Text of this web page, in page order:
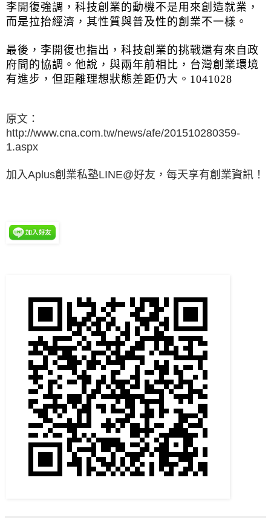
李開復強調，科技創業的動機不是用來創造就業，
而是拉抬經濟，其性質與普及性的創業不一樣。
最後，李開復也指出，科技創業的挑戰還有來自政
府間的協調。他說，與兩年前相比，台灣創業環境
有進步，但距離理想狀態差距仍大。1041028
原文：
http://www.cna.com.tw/news/afe/201510280359-
1.aspx
加入Aplus創業私塾LINE@好友，每天享有創業資訊！